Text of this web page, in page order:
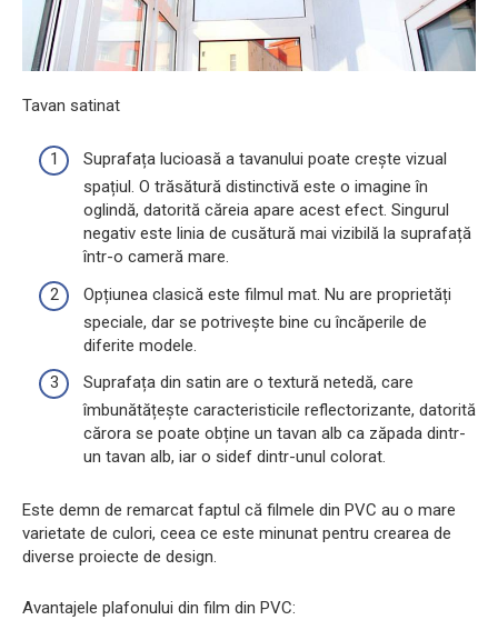
Tavan satinat
Suprafața lucioasă a tavanului poate crește vizual
spațiul. O trăsătură distinctivă este o imagine în
oglindă, datorită căreia apare acest efect. Singurul
negativ este linia de cusătură mai vizibilă la suprafață
într-o cameră mare.
Opțiunea clasică este filmul mat. Nu are proprietăți
speciale, dar se potrivește bine cu încăperile de
diferite modele.
Suprafața din satin are o textură netedă, care
îmbunătățește caracteristicile reflectorizante, datorită
cărora se poate obține un tavan alb ca zăpada dintr-
un tavan alb, iar o sidef dintr-unul colorat.
Este demn de remarcat faptul că filmele din PVC au o mare
varietate de culori, ceea ce este minunat pentru crearea de
diverse proiecte de design.
Avantajele plafonului din film din PVC: